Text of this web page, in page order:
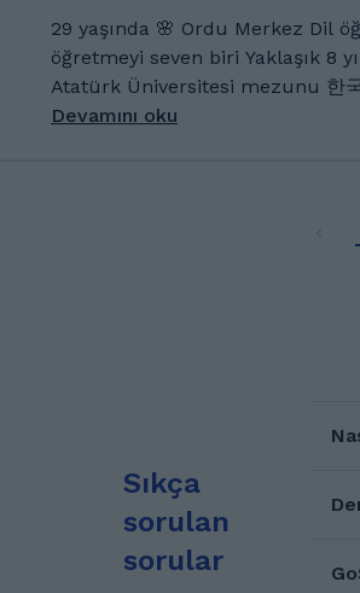
I speak five languages: Kyrgyz,
Turkish, and Korean. In my free time, I enjoy reading
books, playing tennis, and practicing
English as a second language
the challenges that language
aşkın deneyime sahip bir dil
hazırlarım. Derslerim
odaklıdır. Ayrıca İngilizce (A1–C1), Rusça ve Türkçe
(orta seviyeye kadar) dersleri
Öğrencilerimden bazıları
Kore’deki üniversitelere
29 yaşında 🌸 Ordu Merkez Dil öğrenmeyi ve
öğretmeyi seven biri Yaklaşık 8 yıldır bu işin içinde
Atatürk Üniversitesi mezunu 한
어 가르치는걸 좋아하고요 오르두에서 살고 있어요 한국에
mezunuyum Teol dil okullarında
Devamını oku
Sıkça
sorulan
sorular